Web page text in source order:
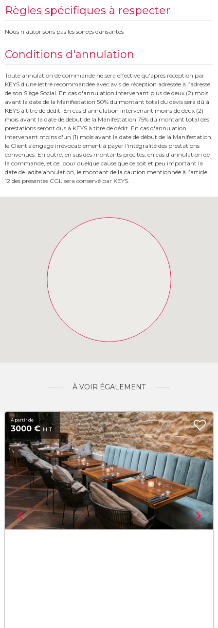
Règles spécifiques à respecter
Nous n'autorisons pas les soirées dansantes
Conditions d'annulation
Toute annulation de commande ne sera effective qu'après réception par
KEYS d'une lettre recommandée avec avis de réception adressée à l’adresse
de son Siège Social. En cas d'annulation intervenant plus de deux (2) mois
avant la date de la Manifestation 50% du montant total du devis sera dû à
KEYS à titre de dédit. En cas d'annulation intervenant moins de deux (2)
mois avant la date de début de la Manifestation 75% du montant total des
prestations seront dus à KEYS à titre de dédit. En cas d'annulation
intervenant moins d'un (1) mois avant la date de début de la Manifestation,
le Client s'engage irrévocablement à payer l'intégralité des prestations
convenues. En outre, en sus des montants précités, en cas d’annulation de
la commande, et ce, pour quelque cause que ce soit et peu important la
date de ladite annulation, le montant de la caution mentionnée à l’article
12 des présentes CGL sera conservé par KEYS.
À VOIR ÉGALEMENT
À partir de
3000 €H.T